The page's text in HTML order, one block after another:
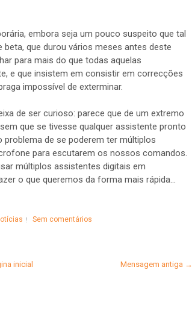
embora seja um pouco suspeito que tal
que durou vários meses antes deste
para mais do que todas aquelas
e que insistem em consistir em correcções
impossível de exterminar.
de ser curioso: parece que de um extremo
que se tivesse qualquer assistente pronto
de se poderem ter múltiplos
para escutarem os nossos comandos.
múltiplos assistentes digitais em
o que queremos da forma mais rápida...
Sem comentários
Mensagem antiga →
inicial